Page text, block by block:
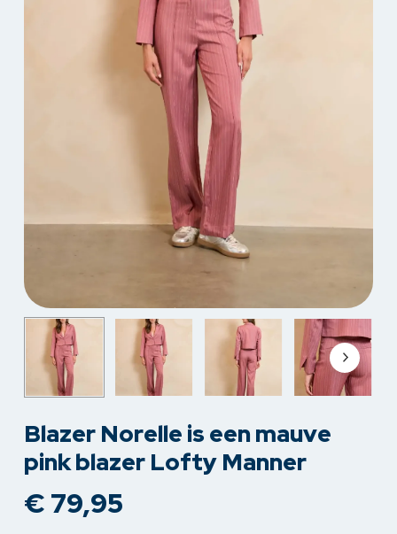
Blazer Norelle is een mauve
pink blazer Lofty Manner
€ 79,95